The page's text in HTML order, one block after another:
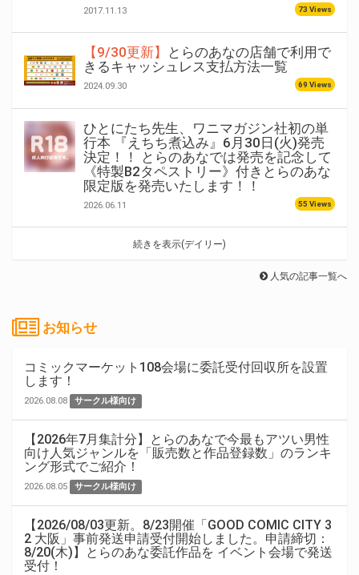
2017.11.13 73 Views
【9/30更新】
とらのあなの店舗で利用で
きるキャッシュレス支払方法一覧
2024.09.30 69 Views
ひとにたち先生、ワニマガジン社初の単
行本 『えちち煮込み』6月30日(火)発売
決定！！ とらのあなでは発売を記念して
《特製B2タペストリー》付きとらのあな
限定版を発売いたします！！
2026.06.11 55 Views
続きを表示(デイリー)
人気の記事一覧へ
お知らせ
コミックマーケット108会場に委託受付回収所を設置
します！
2026.08.08 サークル様向け
【2026年7月集計分】とらのあなで今最もアツい男性
向け人気ジャンルを「販売数と作品登録数」のランキ
ング形式でご紹介！
2026.08.05 サークル様向け
【2026/08/03更新。8/23開催「GOOD COMIC CITY 3
2 大阪」事前発送申請受付開始しました。申請締切：
8/20(木)】とらのあな委託作品を イベント会場で発送
受付！